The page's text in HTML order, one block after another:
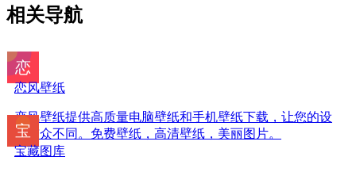
相关导航
恋风壁纸
恋风壁纸提供高质量电脑壁纸和手机壁纸下载，让您的设
备与众不同。免费壁纸，高清壁纸，美丽图片。
宝藏图库